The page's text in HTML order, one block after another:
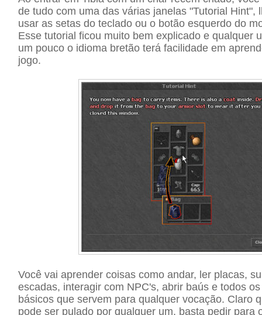
de tudo com uma das várias janelas "Tutorial Hint",
usar as setas do teclado ou o botão esquerdo do
Esse tutorial ficou muito bem explicado e qualquer
um pouco o idioma bretão terá facilidade em
jogo.
Você vai aprender coisas como andar, ler placas,
escadas, interagir com NPC's, abrir baús e todos
básicos que servem para qualquer vocação. Claro
pode ser pulado por qualquer um, basta pedir para